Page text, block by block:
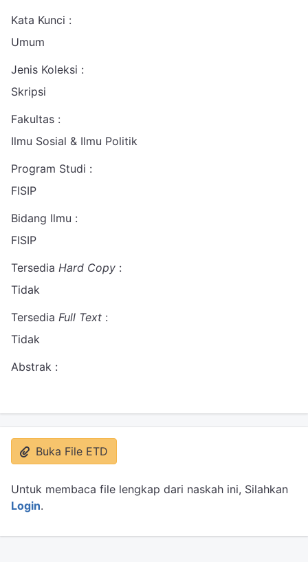
Kata Kunci :
Umum
Jenis Koleksi :
Skripsi
Fakultas :
Ilmu Sosial & Ilmu Politik
Program Studi :
FISIP
Bidang Ilmu :
FISIP
Tersedia Hard Copy :
Tidak
Tersedia Full Text :
Tidak
Abstrak :
Buka File ETD
Untuk membaca file lengkap dari naskah ini, Silahkan
Login.